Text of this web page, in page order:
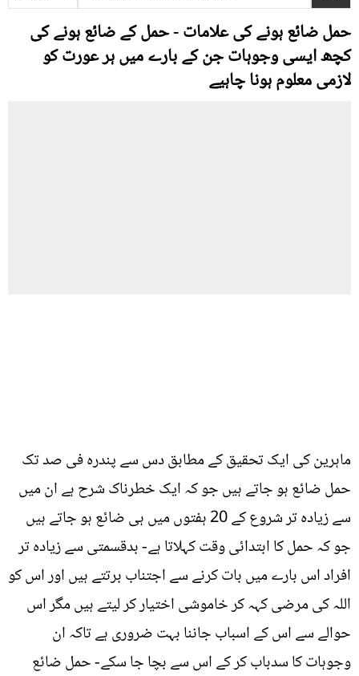
حمل ضائع ہونے کی علامات - حمل کے ضائع ہونے کی
کچھ ایسی وجوہات جن کے بارے میں ہر عورت کو
لازمی معلوم ہونا چاہیے
ماہرین کی ایک تحقیق کے مطابق دس سے پندرہ فی صد تک
حمل ضائع ہو جاتے ہیں جو کہ ایک خطرناک شرح ہے ان میں
سے زیادہ تر شروع کے 20 ہفتوں میں ہی ضائع ہو جاتے ہیں
جو کہ حمل کا ابتدائی وقت کہلاتا ہے- بدقسمتی سے زیادہ تر
افراد اس بارے میں بات کرنے سے اجتناب برتتے ہیں اور اس کو
اللہ کی مرضی کہہ کر خاموشی اختیار کر لیتے ہیں مگر اس
حوالے سے اس کے اسباب جاننا بہت ضروری ہے تاکہ ان
وجوہات کا سدباب کر کے اس سے بچا جا سکے- حمل ضائع